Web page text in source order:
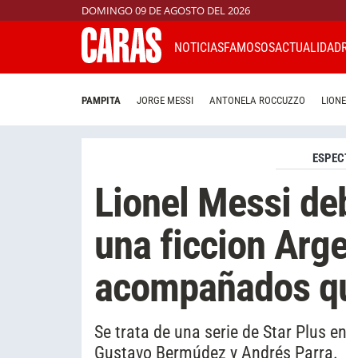
DOMINGO 09 DE AGOSTO DEL 2026
NOTICIASFAMOSOSACTUALIDAD
PAMPITA JORGE MESSI ANTONELA ROCCUZZO
Lionel Messi
una ficcion
acompañados
Se trata de una serie de Star Plus
Gustavo Bermúdez y Andrés Parra.